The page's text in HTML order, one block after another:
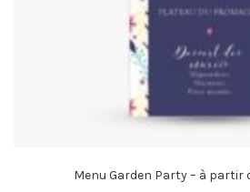
Menu Garden Party – à partir